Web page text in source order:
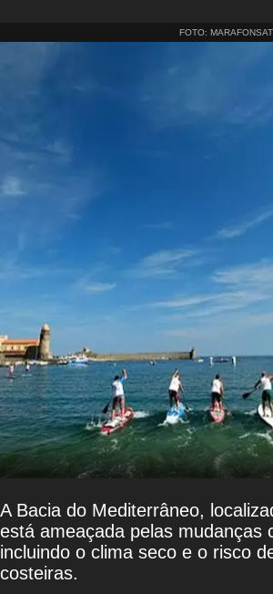
FOTO:
A Bacia do Mediterrâneo,
está ameaçada pelas mudanças
incluindo o clima seco e o risco
costeiras.